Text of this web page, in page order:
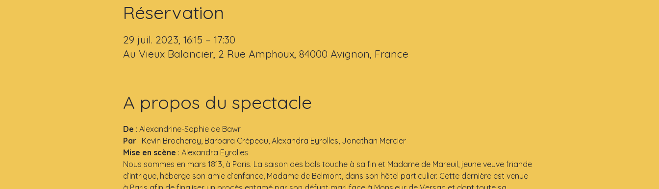
Réservation
29 juil. 2023, 16:15 – 17:30
Au Vieux Balancier, 2 Rue Amphoux, 84000 Avignon, France
A propos du spectacle
De : Alexandrine-Sophie de Bawr
Par : Kevin Brocheray, Barbara Crépeau, Alexandra Eyrolles, Jonathan Mercier
Mise en scène : Alexandra Eyrolles
Nous sommes en mars 1813, à Paris. La saison des bals touche à sa fin et Madame de Mareuil, jeune veuve friande
d’intrigue, héberge son amie d’enfance, Madame de Belmont, dans son hôtel particulier. Cette dernière est venue